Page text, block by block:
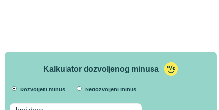
Kalkulator dozvoljenog minusa
Dozvoljeni minus Nedozvoljeni minus